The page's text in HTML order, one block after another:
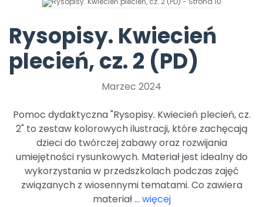
Promocje
Rysopisy. Kwiecień
plecień, cz. 2 (PD)
Marzec 2024
Pomoc dydaktyczna "Rysopisy. Kwiecień plecień, cz.
2" to zestaw kolorowych ilustracji, które zachęcają
dzieci do twórczej zabawy oraz rozwijania
umiejętności rysunkowych. Materiał jest idealny do
wykorzystania w przedszkolach podczas zajęć
związanych z wiosennymi tematami. Co zawiera
materiał ... więcej